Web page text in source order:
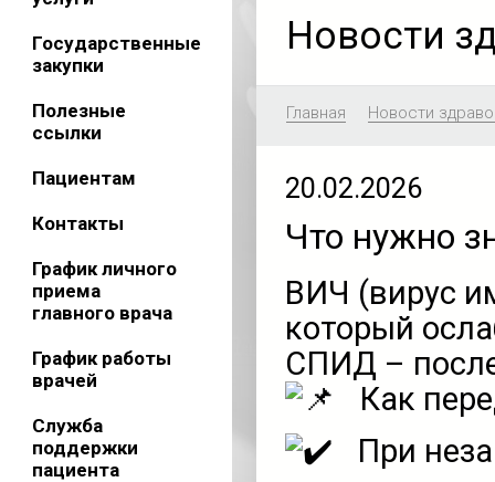
Государственные
закупки
Полезные
ссылки
Пациентам
Контакты
График личного
приема
главного врача
График работы
врачей
Служба
поддержки
пациента
Новости
Главная Новости
20.02.2026
Что нужно
ВИЧ (вирус
который
СПИД –
Как
При